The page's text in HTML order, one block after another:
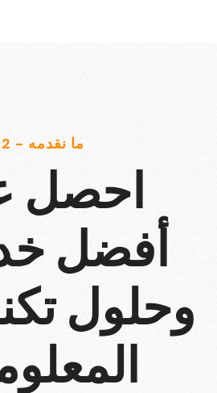
02 - ما نقدمه
احصل
أفضل
وحلول